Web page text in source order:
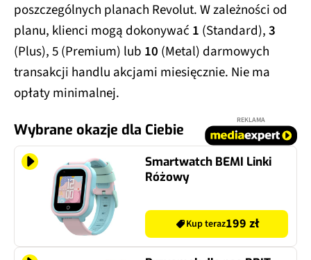
poszczególnych planach Revolut. W zależności od
planu, klienci mogą dokonywać 1 (Standard),3
(Plus), 5 (Premium) lub 10 (Metal) darmowych
transakcji handlu akcjami miesięcznie. Nie ma
opłaty minimalnej.
Wybrane okazje dla Ciebie
REKLAMA
Smartwatch BEMI Linki
Różowy
Kup teraz199 zł